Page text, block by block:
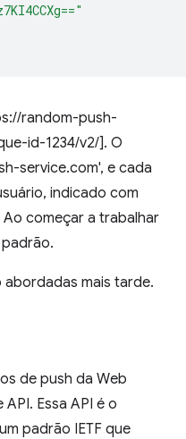
random-push-
id-1234/v2/]. O
service.com', e cada
indicado com
começar a trabalhar
mais tarde.
de push da Web
Essa API é o
padrão IETF que